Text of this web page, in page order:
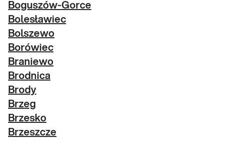
Boguszów-Gorce
Bolesławiec
Bolszewo
Borówiec
Braniewo
Brodnica
Brody
Brzeg
Brzesko
Brzeszcze